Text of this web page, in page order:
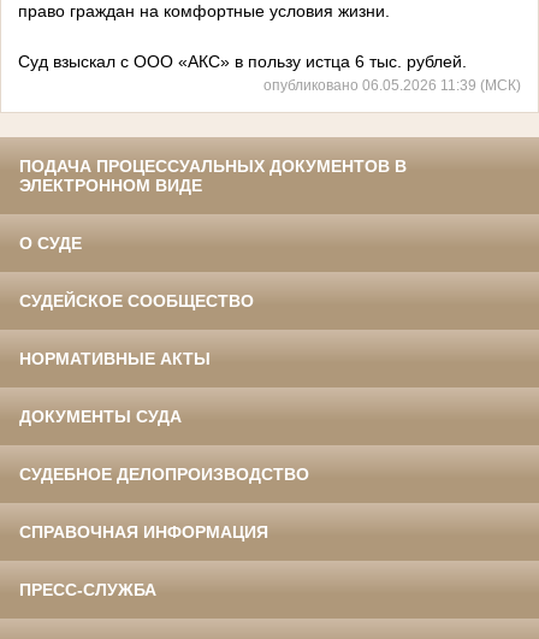
право граждан на комфортные условия жизни.
Суд взыскал с ООО «АКС» в пользу истца 6 тыс. рублей.
опубликовано 06.05.2026 11:39 (МСК)
ПОДАЧА ПРОЦЕССУАЛЬНЫХ ДОКУМЕНТОВ В
ЭЛЕКТРОННОМ ВИДЕ
О СУДЕ
СУДЕЙСКОЕ СООБЩЕСТВО
НОРМАТИВНЫЕ АКТЫ
ДОКУМЕНТЫ СУДА
СУДЕБНОЕ ДЕЛОПРОИЗВОДСТВО
СПРАВОЧНАЯ ИНФОРМАЦИЯ
ПРЕСС-СЛУЖБА